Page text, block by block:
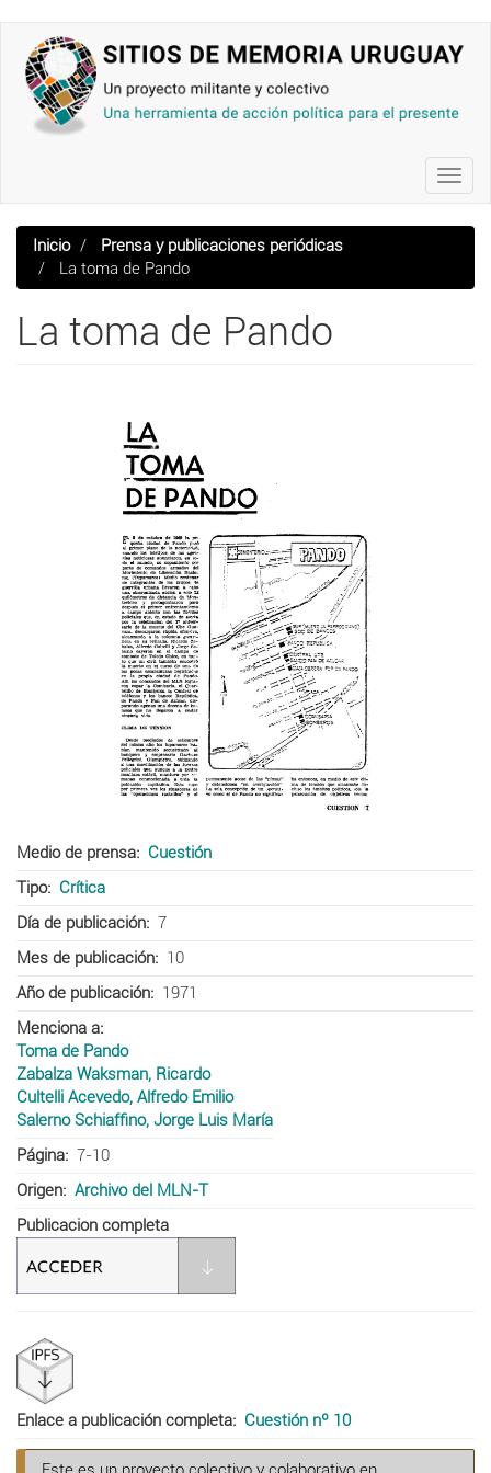
contenido
principal
Inicio
Prensa y publicaciones periódicas
La toma de Pando
La toma de Pando
Medio de prensa
Cuestión
Tipo
Crítica
Día de publicación
7
Mes de publicación
10
Año de publicación
1971
Menciona a
Toma de Pando
Zabalza Waksman, Ricardo
Cultelli Acevedo, Alfredo Emilio
Salerno Schiaffino, Jorge Luis María
Página
7-10
Origen
Archivo del MLN-T
Publicacion completa
Enlace a publicación completa Cuestión nº 10